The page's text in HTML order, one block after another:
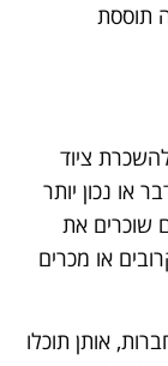
תוססת
ציוד
או נכון יותר
שוכרים את
או מכרים
3-4 שמות של חברות, אותן תוכלו